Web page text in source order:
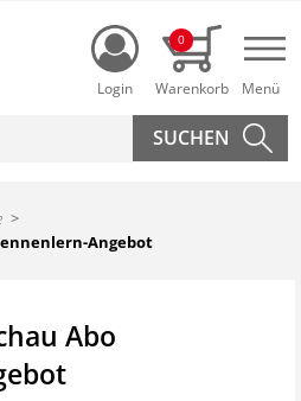
Login
0
Angebot
Abo